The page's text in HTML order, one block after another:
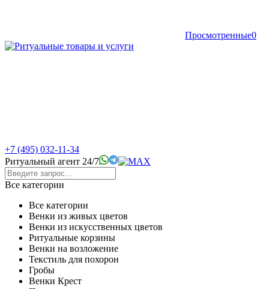
Просмотренные0
+7 (495) 032-11-34
Ритуальный агент 24/7
Все категории
Все категории
Венки из живых цветов
Венки из искусственных цветов
Ритуальные корзины
Венки на возложение
Текстиль для похорон
Гробы
Венки Крест